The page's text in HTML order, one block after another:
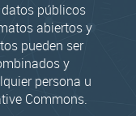
públicos
abiertos y
pueden ser
y
persona u
Commons.